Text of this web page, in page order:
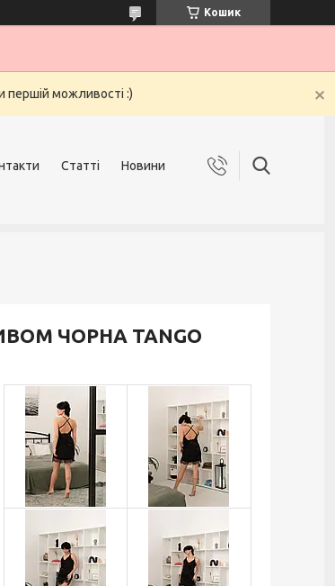
Кошик
першій можливості :)
Статті Новини
ЧОРНА TANGO